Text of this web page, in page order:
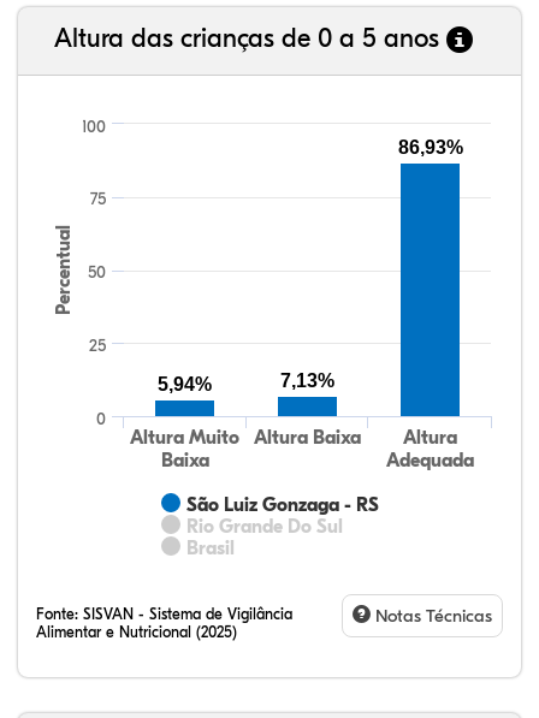
Altura das crianças de 0 a 5 anos
Percentual
São Luiz Gonzaga - RS
Rio Grande Do Sul
Brasil
Altura Muito
Baixa
Altura Baixa
Altura
Adequada
0
25
50
75
100
5,94% 7,13%
86,93%
Fonte: SISVAN - Sistema de Vigilância
Alimentar e Nutricional (2025)
Notas Técnicas